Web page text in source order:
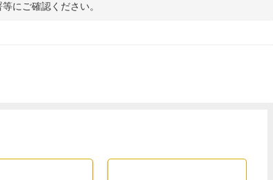
にご確認ください。